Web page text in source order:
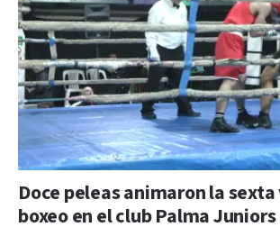
Doce peleas animaron la
boxeo en el club Palma Juniors